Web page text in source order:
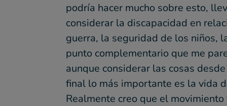
podría hacer mucho sobre esto,
considerar la discapacidad en
guerra, la seguridad de los niños,
punto complementario que me
aunque considerar las cosas
final lo más importante es la vida
Realmente creo que el